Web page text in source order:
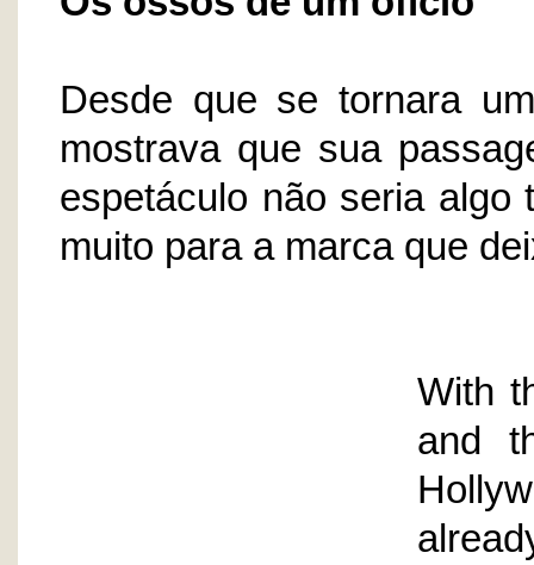
Desde que se tornara
mostrava que sua
espetáculo não seria algo
muito para a marca que
With
and